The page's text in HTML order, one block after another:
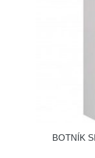
BOTNÍK